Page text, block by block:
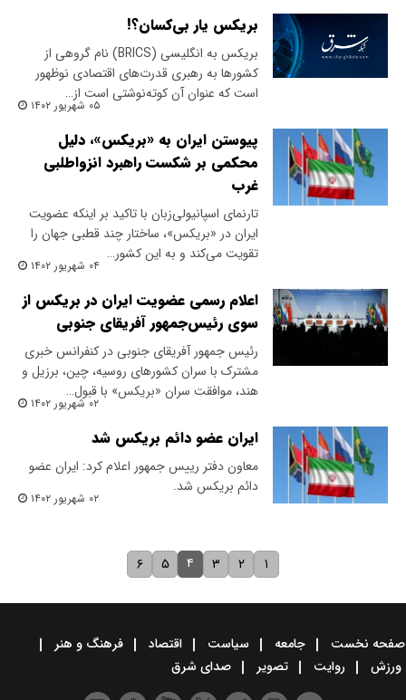
بریکس یار بی‌کسان؟!
بریکس به انگلیسی (BRICS) نام گروهی از
کشورها به رهبری قدرت‌های اقتصادی نوظهور
است که عنوان آن کوته‌نوشتی است از…
۰۵ شهریور ۱۴۰۲
پیوستن ایران به «بریکس»، دلیل
محکمی بر شکست راهبرد انزواطلبی
غرب
تارنمای اسپانیولی‌زبان با تاکید بر اینکه عضویت
ایران در «بریکس»، ساختار چند قطبی جهان را
تقویت می‌کند و به این کشور…
۰۴ شهریور ۱۴۰۲
اعلام رسمی عضویت ایران در بریکس از
سوی رئیس‌جمهور آفریقای جنوبی
رئیس جمهور آفریقای جنوبی در کنفرانس خبری
مشترک با سران کشورهای روسیه، چین، برزیل و
هند، موافقت سران «بریکس» با قبول…
۰۲ شهریور ۱۴۰۲
ایران عضو دائم بریکس شد
معاون دفتر رییس جمهور اعلام کرد: ایران عضو
دائم بریکس شد.
۰۲ شهریور ۱۴۰۲
۱ ۲ ۳ ۴ ۵ ۶
صفحه نخست جامعه سیاست اقتصاد
فرهنگ و هنر
ورزش
روایت تصویر صدای شرق